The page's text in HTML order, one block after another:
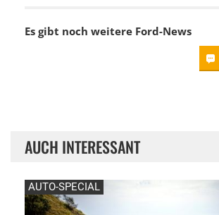
Es gibt noch weitere Ford-News
AUCH INTERESSANT
AUTO-SPECIAL